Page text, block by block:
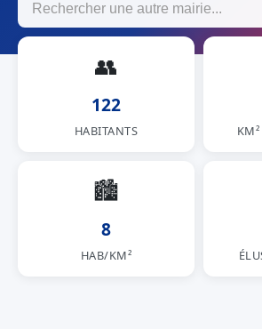
👥
122
HABITANTS
🏙
8
HAB/KM²